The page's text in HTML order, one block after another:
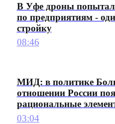
В Уфе дроны
по предприятиям -
стройку
08:46
МИД: в политике
отношении России
рациональные
03:04